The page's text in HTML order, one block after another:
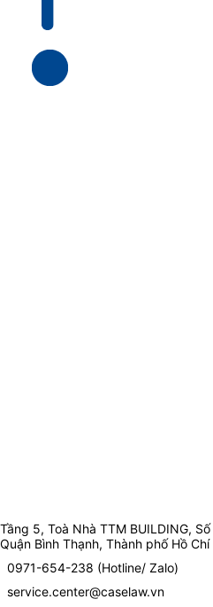
Tầng 5, Toà Nhà TTM BUILDING,
Quận Bình Thạnh, Thành phố Hồ Chí
0971-654-238 (Hotline/ Zalo)
service.center@caselaw.vn